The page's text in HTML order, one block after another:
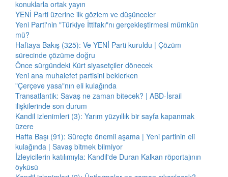
konuklarla ortak yayın
YENİ Parti üzerine ilk gözlem ve düşünceler
Yeni Parti'nin "Türkiye İttifakı"nı gerçekleştirmesi mümkün
mü?
Haftaya Bakış (325): Ve YENİ Parti kuruldu | Çözüm
sürecinde çözüme doğru
Önce sürgündeki Kürt siyasetçiler dönecek
Yeni ana muhalefet partisini beklerken
"Çerçeve yasa"nın eli kulağında
Transatlantik: Savaş ne zaman bitecek? | ABD-İsrail
ilişkilerinde son durum
Kandil izlenimleri (3): Yarım yüzyıllık bir sayfa kapanmak
üzere
Hafta Başı (91): Süreçte önemli aşama | Yeni partinin eli
kulağında | Savaş bitmek bilmiyor
İzleyicilerin katılımıyla: Kandil'de Duran Kalkan röportajının
öyküsü